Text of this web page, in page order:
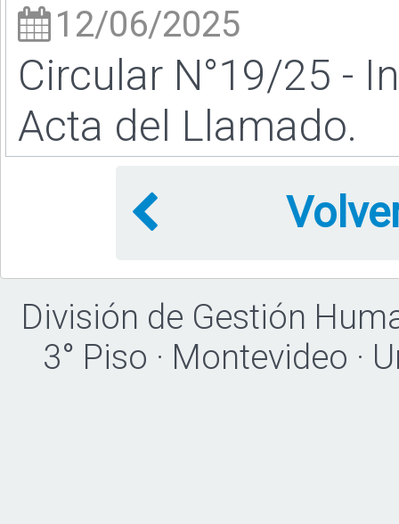
12/06/2025
Circular N°19/25 -
Acta del Llamado.
División de Gestión
3° Piso · Montevideo ·